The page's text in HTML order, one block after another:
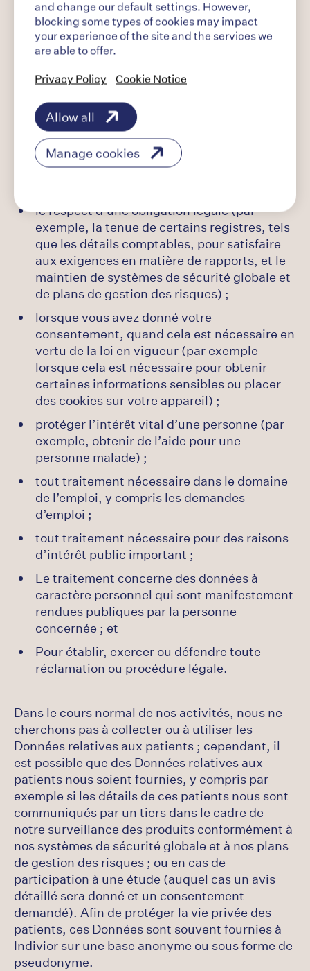
Stocker les informations nécessaires à
l’efficacité des opérations ;
organiser des formations, y compris la
collecte et le partage d’informations et de
commentaires sur nos produits et services ;
Protéger nos et vos droits et votre vie privée.
Négociation ou exécution d’un contrat
(comme l’obtention ou la livraison de
services ou de produits, et la gestion des
le respect d’une obligation légale (par
exemple, la tenue de certains registres, tels
que les détails comptables, pour satisfaire
aux exigences en matière de rapports, et le
maintien de systèmes de sécurité globale et
de plans de gestion des risques) ;
lorsque vous avez donné votre
consentement, quand cela est nécessaire en
vertu de la loi en vigueur (par exemple
lorsque cela est nécessaire pour obtenir
certaines informations sensibles ou placer
des cookies sur votre appareil) ;
protéger l’intérêt vital d’une personne (par
exemple, obtenir de l’aide pour une
personne malade) ;
tout traitement nécessaire dans le domaine
de l’emploi, y compris les demandes
d’emploi ;
tout traitement nécessaire pour des raisons
d’intérêt public important ;
Le traitement concerne des données à
caractère personnel qui sont manifestement
rendues publiques par la personne
concernée ; et
Pour établir, exercer ou défendre toute
réclamation ou procédure légale.
Dans le cours normal de nos activités, nous ne
cherchons pas à collecter ou à utiliser les
Données relatives aux patients ; cependant, il
est possible que des Données relatives aux
patients nous soient fournies, y compris par
exemple si les détails de ces patients nous sont
communiqués par un tiers dans le cadre de
notre surveillance des produits conformément à
nos systèmes de sécurité globale et à nos plans
de gestion des risques ; ou en cas de
participation à une étude (auquel cas un avis
détaillé sera donné et un consentement
demandé). Afin de protéger la vie privée des
patients, ces Données sont souvent fournies à
Indivior sur une base anonyme ou sous forme de
pseudonyme.
and change our default settings. However,
blocking some types of cookies may impact
your experience of the site and the services we
are able to offer.
Privacy Policy
Cookie Notice
Allow all
Manage cookies